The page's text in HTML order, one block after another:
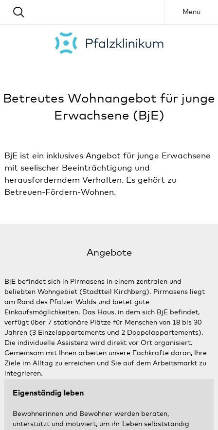
Menü
Betreutes Wohnangebot für junge
Erwachsene (BjE)
BjE ist ein inklusives Angebot für junge Erwachsene
mit seelischer Beeinträchtigung und
herausforderndem Verhalten. Es gehört zu
Betreuen-Fördern-Wohnen.
Angebote
BjE befindet sich in Pirmasens in einem zentralen und
beliebten Wohngebiet (Stadtteil Kirchberg). Pirmasens liegt
am Rand des Pfälzer Walds und bietet gute
Einkaufsmöglichkeiten. Das Haus, in dem sich BjE befindet,
verfügt über 7 stationäre Plätze für Menschen von 18 bis 30
Jahren (3 Einzelappartements und 2 Doppelappartements).
Die individuelle Assistenz wird direkt vor Ort organisiert.
Gemeinsam mit Ihnen arbeiten unsere Fachkräfte daran, Ihre
Ziele im Alltag zu erreichen und Sie auf dem Arbeitsmarkt zu
integrieren.
Eigenständig leben
Bewohnerinnen und Bewohner werden beraten,
unterstützt und motiviert, um ihr Leben selbstständig